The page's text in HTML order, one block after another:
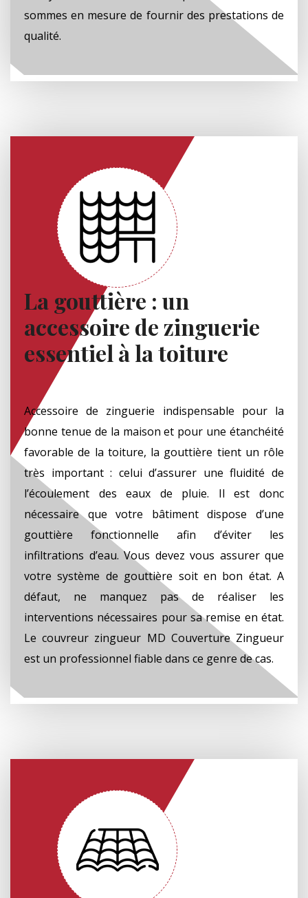
sommes en mesure de fournir des prestations de
qualité.
La gouttière : un
accessoire de zinguerie
essentiel à la toiture
Accessoire de zinguerie indispensable pour la
bonne tenue de la maison et pour une étanchéité
favorable de la toiture, la gouttière tient un rôle
très important : celui d’assurer une fluidité de
l’écoulement des eaux de pluie. Il est donc
nécessaire que votre bâtiment dispose d’une
gouttière fonctionnelle afin d’éviter les
infiltrations d’eau. Vous devez vous assurer que
votre système de gouttière soit en bon état. A
défaut, ne manquez pas de réaliser les
interventions nécessaires pour sa remise en état.
Le couvreur zingueur MD Couverture Zingueur
est un professionnel fiable dans ce genre de cas.